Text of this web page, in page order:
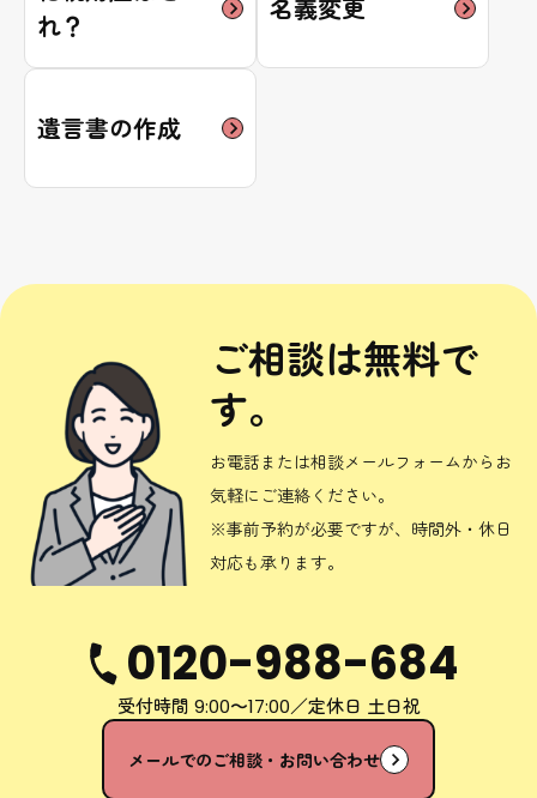
れ？
名義変更
遺言書の作成
ご相談は無料で
す。
お電話または相談メールフォームからお
気軽にご連絡ください。
※事前予約が必要ですが、時間外・休日
対応も承ります。
0120-988-684
受付時間 9:00〜17:00／定休日 土日祝
メールでのご相談・お問い合わせ